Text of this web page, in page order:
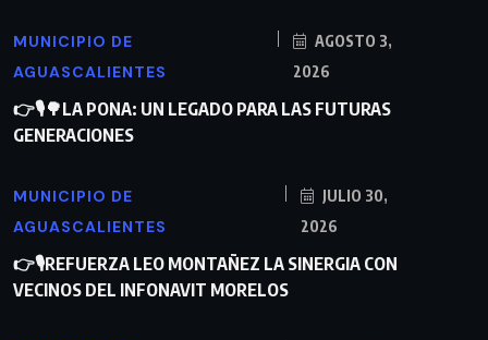
MUNICIPIO DE
AGUASCALIENTES
AGOSTO 3,
2026
👉🎙🌳LA PONA: UN LEGADO PARA LAS FUTURAS
GENERACIONES
MUNICIPIO DE
AGUASCALIENTES
JULIO 30,
2026
👉🎙REFUERZA LEO MONTAÑEZ LA SINERGIA CON
VECINOS DEL INFONAVIT MORELOS